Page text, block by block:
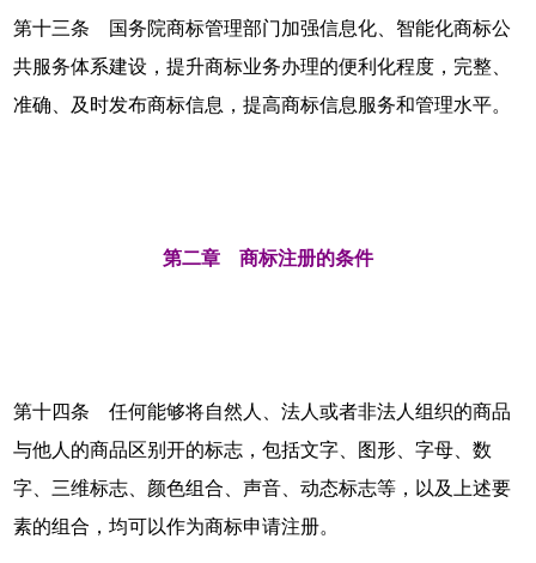
第十三条 国务院商标管理部门加强信息化、智能化商标公
共服务体系建设，提升商标业务办理的便利化程度，完整、
准确、及时发布商标信息，提高商标信息服务和管理水平。
第二章 商标注册的条件
第十四条 任何能够将自然人、法人或者非法人组织的商品
与他人的商品区别开的标志，包括文字、图形、字母、数
字、三维标志、颜色组合、声音、动态标志等，以及上述要
素的组合，均可以作为商标申请注册。